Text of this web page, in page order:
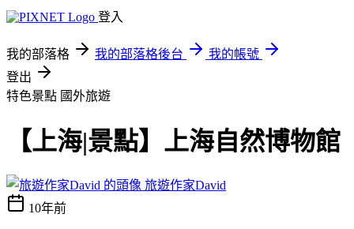
登入
我的部落格 我的部落格後台
我的帳號
登出
特色景點 國外旅遊
【上海|景點】上海自然博物館
旅遊作家David
10年前